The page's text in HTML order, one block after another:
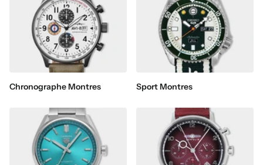
Chronographe Montres Sport Montres